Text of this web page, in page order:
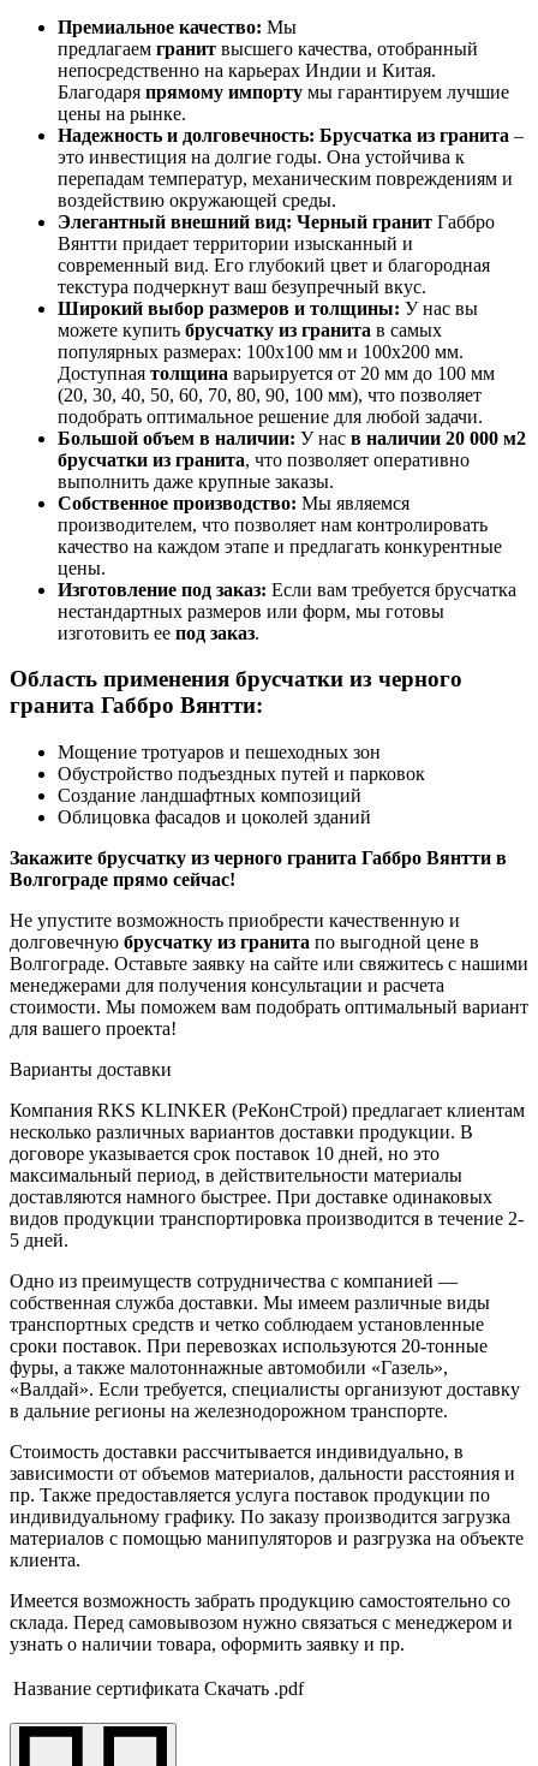
Премиальное качество: Мы
предлагаем гранит высшего качества, отобранный
непосредственно на карьерах Индии и Китая.
Благодаря прямому импорту мы гарантируем лучшие
цены на рынке.
Надежность и долговечность: Брусчатка из гранита –
это инвестиция на долгие годы. Она устойчива к
перепадам температур, механическим повреждениям и
воздействию окружающей среды.
Элегантный внешний вид: Черный гранит Габбро
Вянтти придает территории изысканный и
современный вид. Его глубокий цвет и благородная
текстура подчеркнут ваш безупречный вкус.
Широкий выбор размеров и толщины: У нас вы
можете купить брусчатку из гранита в самых
популярных размерах: 100х100 мм и 100х200 мм.
Доступная толщина варьируется от 20 мм до 100 мм
(20, 30, 40, 50, 60, 70, 80, 90, 100 мм), что позволяет
подобрать оптимальное решение для любой задачи.
Большой объем в наличии: У нас в наличии 20 000 м2
брусчатки из гранита, что позволяет оперативно
выполнить даже крупные заказы.
Собственное производство: Мы являемся
производителем, что позволяет нам контролировать
качество на каждом этапе и предлагать конкурентные
цены.
Изготовление под заказ: Если вам требуется брусчатка
нестандартных размеров или форм, мы готовы
изготовить ее под заказ.
Область применения брусчатки из черного
гранита Габбро Вянтти:
Мощение тротуаров и пешеходных зон
Обустройство подъездных путей и парковок
Создание ландшафтных композиций
Облицовка фасадов и цоколей зданий
Закажите брусчатку из черного гранита Габбро Вянтти в
Волгограде прямо сейчас!
Не упустите возможность приобрести качественную и
долговечную брусчатку из гранита по выгодной цене в
Волгограде. Оставьте заявку на сайте или свяжитесь с нашими
менеджерами для получения консультации и расчета
стоимости. Мы поможем вам подобрать оптимальный вариант
для вашего проекта!
Варианты доставки
Компания RKS KLINKER (РеКонСтрой) предлагает клиентам
несколько различных вариантов доставки продукции. В
договоре указывается срок поставок 10 дней, но это
максимальный период, в действительности материалы
доставляются намного быстрее. При доставке одинаковых
видов продукции транспортировка производится в течение 2-
5 дней.
Одно из преимуществ сотрудничества с компанией —
собственная служба доставки. Мы имеем различные виды
транспортных средств и четко соблюдаем установленные
сроки поставок. При перевозках используются 20-тонные
фуры, а также малотоннажные автомобили «Газель»,
«Валдай». Если требуется, специалисты организуют доставку
в дальние регионы на железнодорожном транспорте.
Стоимость доставки рассчитывается индивидуально, в
зависимости от объемов материалов, дальности расстояния и
пр. Также предоставляется услуга поставок продукции по
индивидуальному графику. По заказу производится загрузка
материалов с помощью манипуляторов и разгрузка на объекте
клиента.
Имеется возможность забрать продукцию самостоятельно со
склада. Перед самовывозом нужно связаться с менеджером и
узнать о наличии товара, оформить заявку и пр.
Название сертификата Скачать .pdf